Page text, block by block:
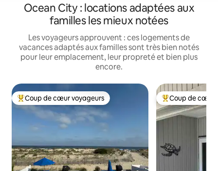
Ocean City : locations adaptées aux
familles les mieux notées
Les voyageurs approuvent : ces logements de
vacances adaptés aux familles sont très bien notés
pour leur emplacement, leur propreté et bien plus
encore.
Coups de cœur voyageurs les plus appréciés
Coup de cœur voyageurs Coups de cœur
Coup de cœur